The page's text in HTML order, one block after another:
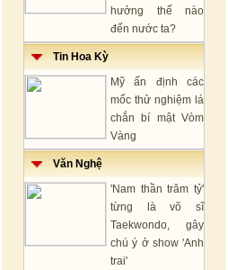
hưởng thế nào
đến nước ta?
Tin Hoa Kỳ
Mỹ ấn định các
mốc thử nghiệm lá
chắn bí mật Vòm
Vàng
Văn Nghệ
'Nam thần trăm tỷ'
từng là võ sĩ
Taekwondo, gây
chú ý ở show 'Anh
trai'